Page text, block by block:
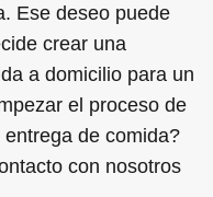
Ese deseo puede
crear una
a domicilio para un
el proceso de
de comida?
con nosotros